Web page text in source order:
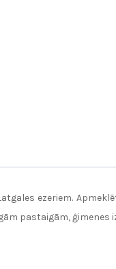
ezeriem.
pastaigām,